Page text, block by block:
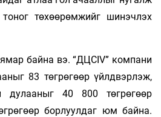
төхөөрөмжийг шинэчлэх
байна вэ. “ДЦСIV” компани
83 төгрөгөөр үйлдвэрлэж,
дулааныг 40 800 төгрөгөөр
борлуулдаг юм байна.